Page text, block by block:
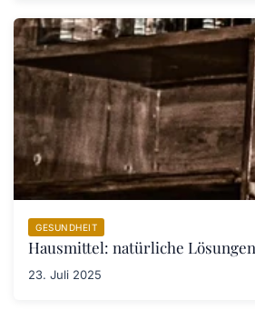
GESUNDHEIT
Hausmittel: natürliche
23. Juli 2025